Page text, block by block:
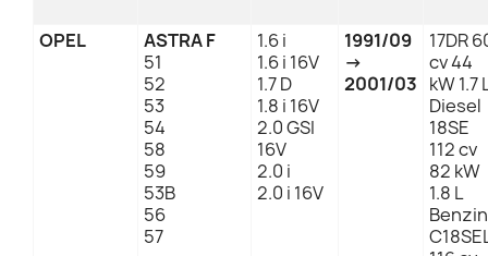
OPEL
ASTRA F
51
52
53
54
58
59
53B
56
57
1.6 i
1.6 i 16V
1.7 D
1.8 i 16V
2.0 GSI
16V
2.0 i
2.0 i 16V
1991/09
→
2001/03
17DR
cv 44
kW 1.7
Diesel
18SE
112 cv
82 kW
1.8 L